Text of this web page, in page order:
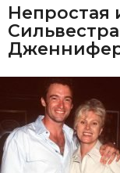
Непростая